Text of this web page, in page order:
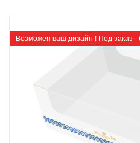
Возможен ваш дизайн ! Под заказ